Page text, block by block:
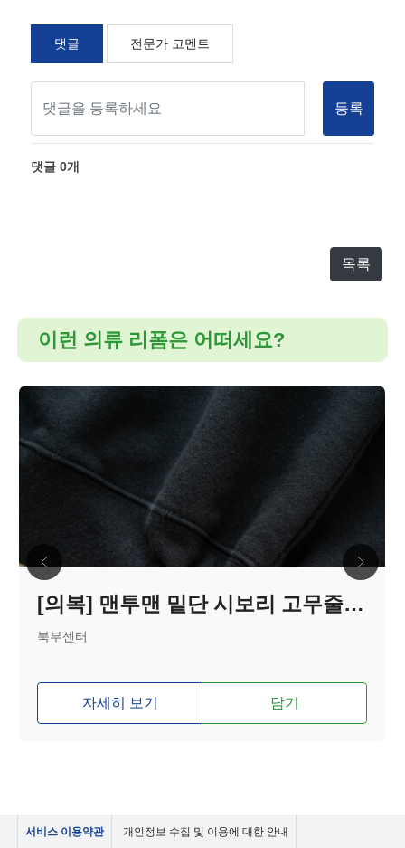
댓글 전문가 코멘트
등록
댓글0개
목록
이런 의류 리폼은 어떠세요?
[의복] 맨투맨 밑단 시보리 고무줄 고정
북부센터
자세히 보기 담기
서비스 이용약관 개인정보 수집 및 이용에 대한 안내